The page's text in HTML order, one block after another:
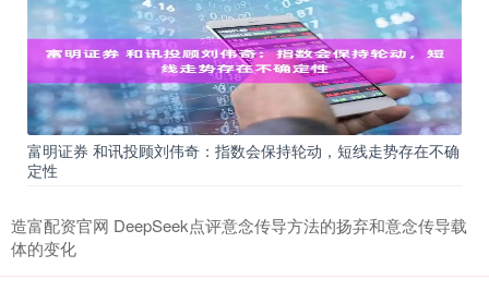
富明证券 和讯投顾刘伟奇：指数会保持轮动，短线走势存在不确
定性
造富配资官网 DeepSeek点评意念传导方法的扬弃和意念传导载
体的变化